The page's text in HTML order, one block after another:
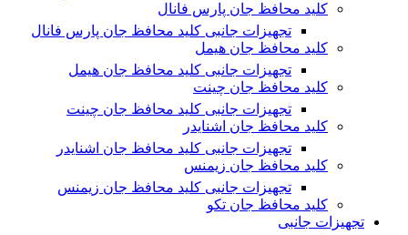
کلید محافظ جان پارس فانال
تجهیزات جانبی کلید محافظ جان پارس فانال
کلید محافظ جان هیمل
تجهیزات جانبی کلید محافظ جان هیمل
کلید محافظ جان چینت
تجهیزات جانبی کلید محافظ جان چینت
کلید محافظ جان اشنایدر
تجهیزات جانبی کلید محافظ جان اشنایدر
کلید محافظ جان زیمنس
تجهیزات جانبی کلید محافظ جان زیمنس
کلید محافظ جان تکو
تجهیزات جانبی